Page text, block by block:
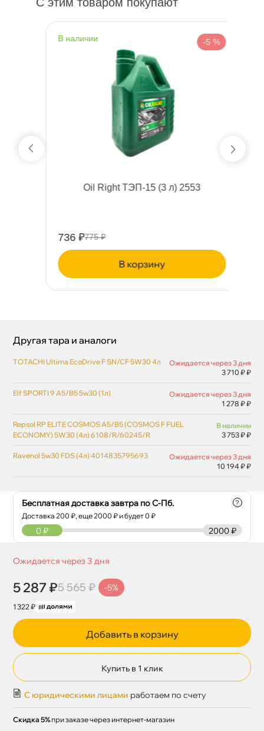
наличии -5 %
Oil Right ТЭП-15 (3 л) 2553
736 ₽775 ₽
корзину
Бесплатная доставка завтра по С-Пб.
Доставка200 ₽, еще2000 ₽ и будет 0 ₽
?
2000 ₽
0 ₽
Ожидается через 3 дня
5 287 ₽5 565 ₽ -5%
1 322 ₽
Добавить в корзину
Купить в 1 клик
С юридическими лицами работаем по счету
Скидка 5% при заказе через интернет-магазин
Другая тара и аналоги
TOTACHI Ultima EcoDrive F SN/CF 5W30 4л
Ожидается через 3 дня
3 710 ₽ ₽
Elf SPORTI 9 A5/B5 5w30 (1л)
Ожидается через 3 дня
1 278 ₽ ₽
Repsol RP ELITE COSMOS A5/B5 (COSMOS F FUEL
ECONOMY) 5W30 (4л) 6108/R/60245/R
наличии
3 753 ₽ ₽
Ravenol 5w30 FDS (4л) 4014835795693
Ожидается через 3 дня
10 194 ₽ ₽